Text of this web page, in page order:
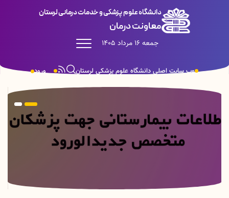
دانشگاه علوم پزشکی و خدمات درمانی لرستان
معاونت درمان
جمعه 16 مرداد 1405
ورود وب سایت اصلی دانشگاه علوم پزشکی لرستان